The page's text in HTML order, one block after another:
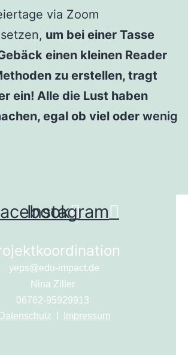
via Zoom
um bei einer Tasse
einen kleinen Reader
zu erstellen, tragt
ein! Alle die Lust haben
egal ob viel oder wenig
Instagram
yeps@edu-impact.de
Nina Ziller
06762-95929913
Datenschutz
Impressum